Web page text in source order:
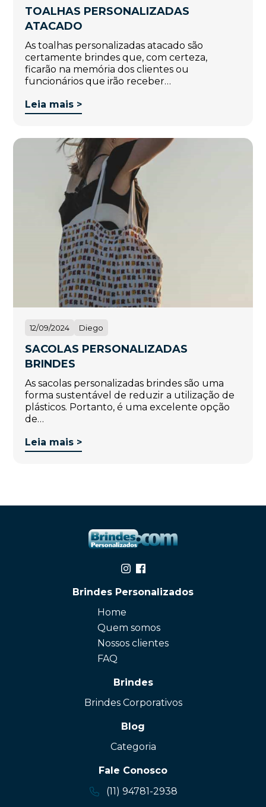
TOALHAS PERSONALIZADAS
ATACADO
As toalhas personalizadas atacado são
certamente brindes que, com certeza,
ficarão na memória dos clientes ou
funcionários que irão receber…
Leia mais >
12/09/2024 Diego
SACOLAS PERSONALIZADAS
BRINDES
As sacolas personalizadas brindes são uma
forma sustentável de reduzir a utilização de
plásticos. Portanto, é uma excelente opção
de…
Leia mais >
Brindes Personalizados
Home
Quem somos
Nossos clientes
FAQ
Brindes
Brindes Corporativos
Blog
Categoria
Fale Conosco
(11) 94781-2938